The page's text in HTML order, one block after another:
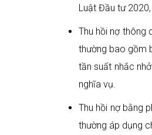
Luật Đầu tư
Thu hồi nợ thông
thường bao gồm
tần suất nhắc
nghĩa vụ.
Thu hồi nợ bằng
thường áp dụng